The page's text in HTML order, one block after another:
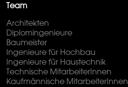
Team
Architekten
Diplomingenieure
Baumeister
Ingenieure für Hochbau
Ingenieure für Haustechnik
Technische MitarbeiterInnen
Kaufmännische MitarbeiterInnen